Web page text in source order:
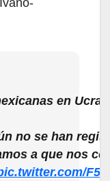
en
no se han
a que nos